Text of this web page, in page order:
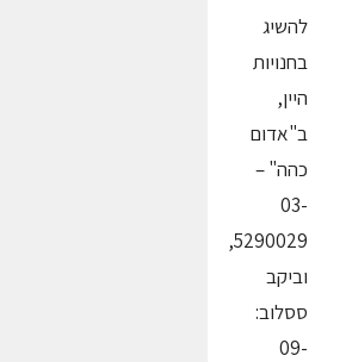
להשיג
בחנויות
היין,
ב"אדום
כהה" –
03-
5290029,
וביקב
ססלוב:
09-